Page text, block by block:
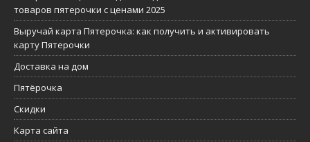
товаров пятерочки с ценами 2025
Выручай карта Пятерочка: как получить и активировать
карту Пятерочки
Доставка на дом
Пятёрочка
Скидки
Карта сайта